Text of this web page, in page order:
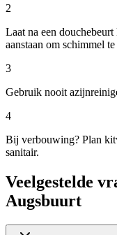
2
Laat na een
aanstaan om schimmel
3
Gebruik nooit
4
Bij verbouwing? Plan
sanitair.
Veelgestelde
Augsbuurt